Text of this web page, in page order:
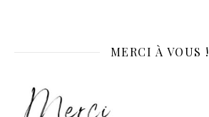
MERCI À VOUS !